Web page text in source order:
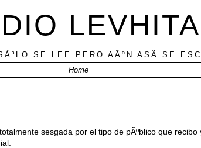
LEVHITA
SE LEE PERO AÃºN ASÃ­ SE
Home
sesgada por el tipo de pÃºblico que recibo